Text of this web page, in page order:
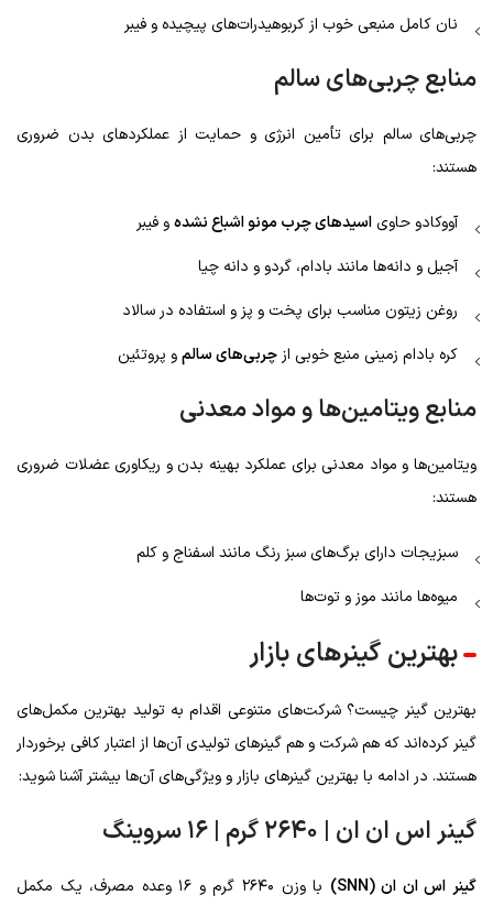
نان کامل منبعی خوب از کربوهیدرات‌های پیچیده و فیبر
منابع چربی‌های سالم
چربی‌های سالم برای تأمین انرژی و حمایت از عملکردهای بدن ضروری
هستند:
آووکادو حاویاسیدهای چرب مونو اشباع نشدهو فیبر
آجیل و دانه‌ها مانند بادام، گردو و دانه چیا
روغن زیتون مناسب برای پخت و پز و استفاده در سالاد
کره بادام زمینی منبع خوبی از چربی‌های سالمو پروتئین
منابع ویتامین‌ها و مواد معدنی
ویتامین‌ها و مواد معدنی برای عملکرد بهینه بدن و ریکاوری عضلات ضروری
هستند:
سبزیجات دارای برگ‌های سبز رنگ مانند اسفناج و کلم
میوه‌ها مانند موز و توت‌ها
بهترین گینرهای بازار
بهترین گینر چیست؟ شرکت‌های متنوعی اقدام به تولید بهترین مکمل‌های
گینر کرده‌اند که هم شرکت و هم گینرهای تولیدی آن‌ها از اعتبار کافی برخوردار
هستند. در ادامه با بهترین گینرهای بازار و ویژگی‌های آن‌ها بیشتر آشنا شوید:
گینر اس ان ان | ۲۶۴۰ گرم | ۱۶ سروینگ
گینر اس ان ان (SNN)
با وزن ۲۶۴۰ گرم و ۱۶ وعده مصرف، یک مکمل